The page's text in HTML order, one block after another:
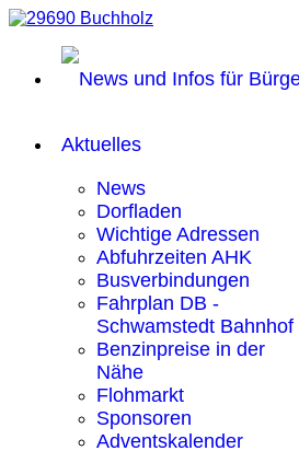
Aktuelles
News
Dorfladen
Wichtige Adressen
Abfuhrzeiten AHK
Busverbindungen
Fahrplan DB -
Schwamstedt Bahnhof
Benzinpreise in der
Nähe
Flohmarkt
Sponsoren
Adventskalender